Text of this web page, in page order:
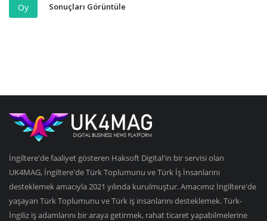
Oy Sonuçları Görüntüle
İngiltere'de faaliyet gösteren Haksoft Digital'in bir servisi olan
UK4MAG, İngiltere'de Türk Toplumunu ve Türk İş İnsanlarını
desteklemek amacıyla 2021 yılında kurulmuştur. Amacımız İngiltere'de
yaşayan Türk Toplumunu ve Türk iş insanlarını desteklemek. Türk-
İngiliz iş adamlarını bir araya getirmek, rahat ticaret yapabilmelerine